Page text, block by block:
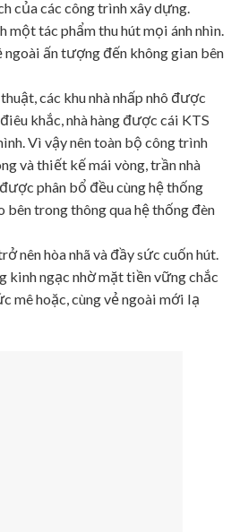
của các công trình xây dựng.
tác phẩm thu hút mọi ánh nhìn.
ấn tượng đến không gian bên
các khu nhà nhấp nhô được
khắc, nhà hàng được cái KTS
Vì vậy nên toàn bộ công trình
và thiết kế mái vòng, trần nhà
phân bổ đều cùng hệ thống
bên trong thông qua hệ thống đèn
nên hòa nhã và đầy sức cuốn hút.
kinh ngạc nhờ mặt tiền vững chắc
mê hoặc, cùng vẻ ngoài mới lạ